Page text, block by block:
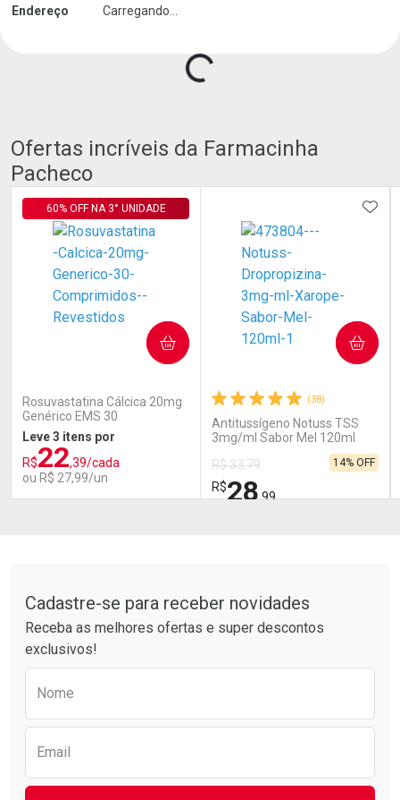
Endereço Carregando...
Carregando produtos do seller...
Ofertas incríveis da Farmacinha
Pacheco
Rosuvastatina Cálcica 20mg
Genérico EMS 30
Comprimidos Revestidos
60% OFF NA 3° UNIDADE
Leve 3 itens por
R$22,39/cada
ou R$ 27,99/un
COMPRAR
Por R$ 27,99/cada
Por R$ 27,99/cada
(38)
Antitussígeno Notuss TSS
3mg/ml Sabor Mel 120ml
R$ 33,79
R$28,99
14% OFF
COMPRAR
Por R$ 28,99/cada
Por R$ 28,99/cada
Cadastre-se para receber novidades
Receba as melhores ofertas e super descontos
exclusivos!
Nome
Email